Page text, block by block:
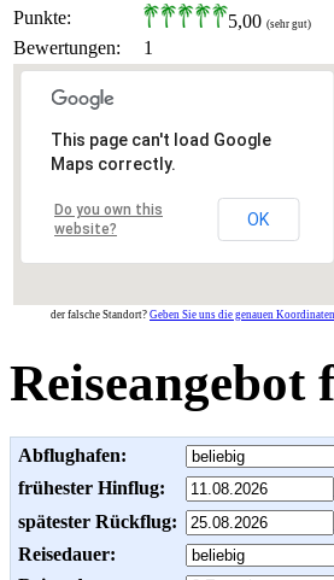
Punkte:
5,00 (sehr gut)
Bewertungen: 1
This page can't load Google
Maps correctly.
Do you own this
website?
OK
der falsche Standort? Geben Sie uns die genauen
Abflughafen:
frühester Hinflug:
spätester Rückflug:
Reisedauer: